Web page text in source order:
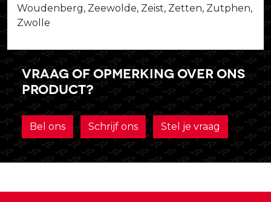
Woudenberg, Zeewolde, Zeist, Zetten, Zutphen,
Zwolle
Vraag of opmerking over ons
product?
Bel ons Schrijf ons Stel je vraag